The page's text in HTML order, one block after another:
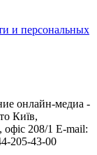
и персональных
онлайн-медиа -
Київ,
208/1 E-mail:
205-43-00